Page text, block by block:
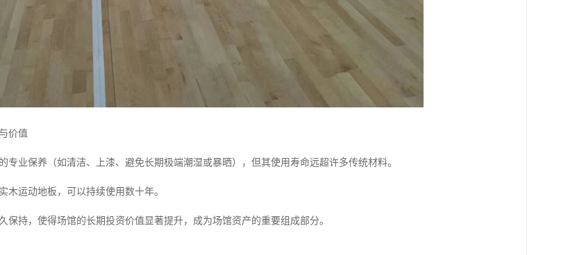
价值
专业保养（如清洁、上漆、避免长期极端潮湿或暴晒），但其使用寿命远超许多传统材料。
木运动地板，可以持续使用数十年。
保持，使得场馆的长期投资价值显著提升，成为场馆资产的重要组成部分。